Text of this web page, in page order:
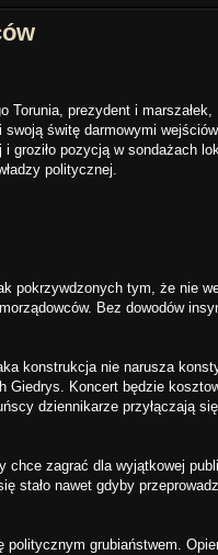
Torunia, prezydent i marszałek,
świtę darmowymi
groziło pozycją w sondażach
politycznej.
pokrzywdzonych tym, że nie
Bez dowodów
konstrukcja nie narusza
Koncert będzie
dziennikarze przyłączają
chce zagrać dla wyjątkowej
stało nawet gdyby
politycznym grubiaństwem.